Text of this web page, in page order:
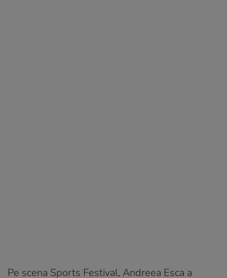
Pe scena Sports Festival, Andreea Esca a